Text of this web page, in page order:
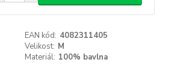
EAN kód: 4082311405
Velikost: M
Materiál: 100% bavlna